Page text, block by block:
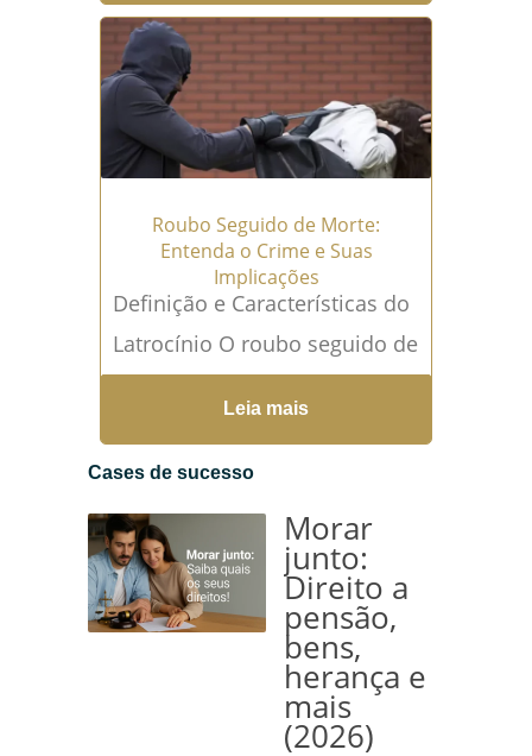
ajudar a...Leia mais →
Roubo Seguido de Morte:
Entenda o Crime e Suas
Implicações
Definição e Características do
Latrocínio O roubo seguido de
morte, também conhecido
como latrocínio, é uma
modalidade criminosa grave
Leia mais
Cases de sucesso
Morar
junto:
Direito a
pensão,
bens,
herança e
mais
(2026)